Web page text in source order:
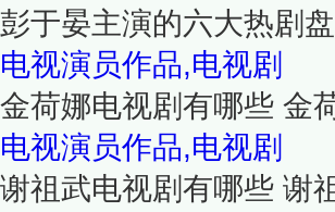
彭于晏主演的六大热剧
电视演员作品,电视剧
金荷娜电视剧有哪些 金
电视演员作品,电视剧
谢祖武电视剧有哪些 谢